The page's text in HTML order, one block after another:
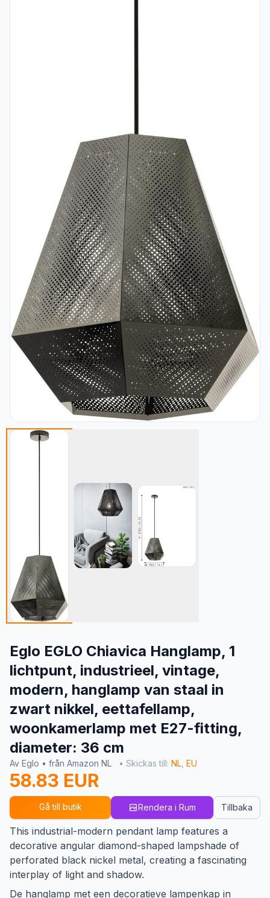
Eglo EGLO Chiavica Hanglamp, 1
lichtpunt, industrieel, vintage,
modern, hanglamp van staal in
zwart nikkel, eettafellamp,
woonkamerlamp met E27-fitting,
diameter: 36 cm
Av Eglo • från Amazon NL • Skickas till: NL EU
58.83 EUR
Gå till butik Rendera i Rum Tillbaka
This industrial-modern pendant lamp features a
decorative angular diamond-shaped lampshade of
perforated black nickel metal, creating a fascinating
interplay of light and shadow.
De hanglamp met een decoratieve lampenkap in